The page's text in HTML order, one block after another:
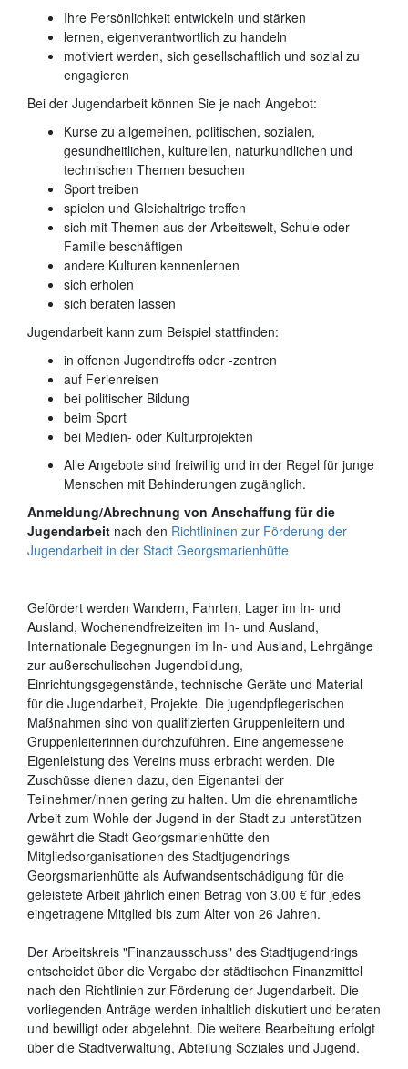
Ihre Persönlichkeit entwickeln und stärken
lernen, eigenverantwortlich zu handeln
motiviert werden, sich gesellschaftlich und sozial zu
engagieren
Bei der Jugendarbeit können Sie je nach Angebot:
Kurse zu allgemeinen, politischen, sozialen,
gesundheitlichen, kulturellen, naturkundlichen und
technischen Themen besuchen
Sport treiben
spielen und Gleichaltrige treffen
sich mit Themen aus der Arbeitswelt, Schule oder
Familie beschäftigen
andere Kulturen kennenlernen
sich erholen
sich beraten lassen
Jugendarbeit kann zum Beispiel stattfinden:
in offenen Jugendtreffs oder -zentren
auf Ferienreisen
bei politischer Bildung
beim Sport
bei Medien- oder Kulturprojekten
Alle Angebote sind freiwillig und in der Regel für junge
Menschen mit Behinderungen zugänglich.
Anmeldung/Abrechnung von Anschaffung für die
Jugendarbeit nach den Richtlininen zur Förderung der
Jugendarbeit in der Stadt Georgsmarienhütte
Gefördert werden Wandern, Fahrten, Lager im In- und
Ausland, Wochenendfreizeiten im In- und Ausland,
Internationale Begegnungen im In- und Ausland, Lehrgänge
zur außerschulischen Jugendbildung,
Einrichtungsgegenstände, technische Geräte und Material
für die Jugendarbeit, Projekte. Die jugendpflegerischen
Maßnahmen sind von qualifizierten Gruppenleitern und
Gruppenleiterinnen durchzuführen. Eine angemessene
Eigenleistung des Vereins muss erbracht werden. Die
Zuschüsse dienen dazu, den Eigenanteil der
Teilnehmer/innen gering zu halten. Um die ehrenamtliche
Arbeit zum Wohle der Jugend in der Stadt zu unterstützen
gewährt die Stadt Georgsmarienhütte den
Mitgliedsorganisationen des Stadtjugendrings
Georgsmarienhütte als Aufwandsentschädigung für die
geleistete Arbeit jährlich einen Betrag von 3,00 € für jedes
eingetragene Mitglied bis zum Alter von 26 Jahren.
Der Arbeitskreis "Finanzausschuss" des Stadtjugendrings
entscheidet über die Vergabe der städtischen Finanzmittel
nach den Richtlinien zur Förderung der Jugendarbeit. Die
vorliegenden Anträge werden inhaltlich diskutiert und beraten
und bewilligt oder abgelehnt. Die weitere Bearbeitung erfolgt
über die Stadtverwaltung, Abteilung Soziales und Jugend.